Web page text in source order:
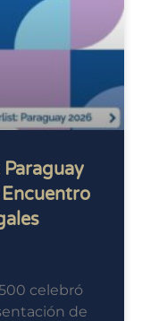
celebró
de